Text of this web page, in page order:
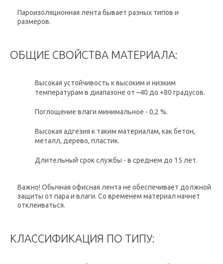
Пароизоляционная лента бывает разных типов и
размеров.
ОБЩИЕ СВОЙСТВА МАТЕРИАЛА:
Высокая устойчивость к высоким и низким
температурам в диапазоне от –40 до +80 градусов.
Поглощение влаги минимальное - 0,2 %.
Высокая адгезия к таким материалам, как бетон,
металл, дерево, пластик.
Длительный срок службы - в среднем до 15 лет.
Важно! Обычная офисная лента не обеспечивает должной
защиты от пара и влаги. Со временем материал начнет
отклеиваться.
КЛАССИФИКАЦИЯ ПО ТИПУ: